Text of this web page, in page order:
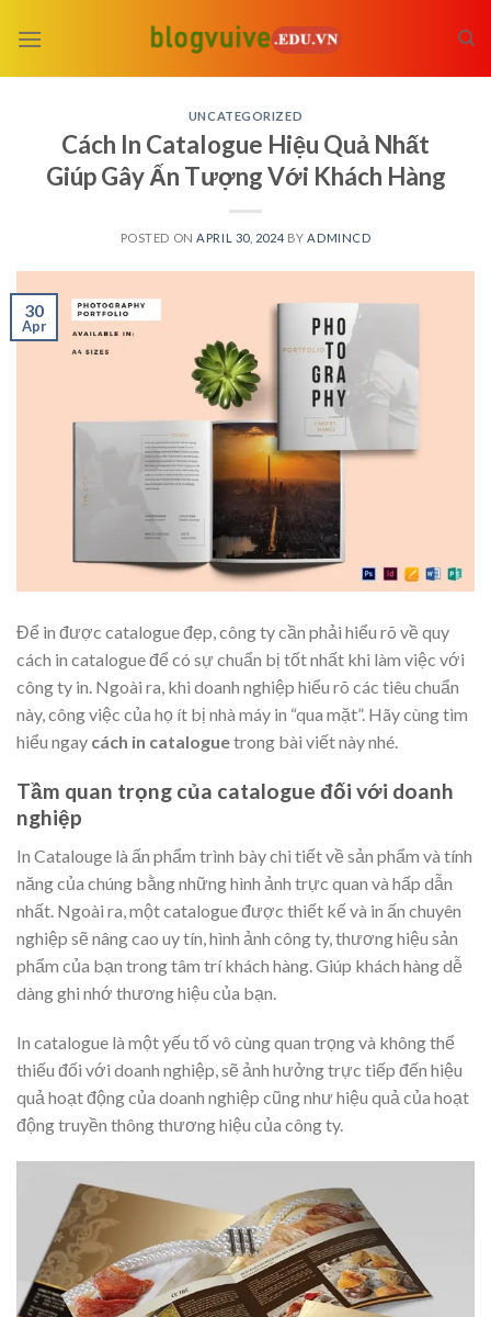
UNCATEGORIZED
Cách In Catalogue Hiệu Quả Nhất
Giúp Gây Ấn Tượng Với Khách Hàng
POSTED ON APRIL 30, 2024 BY ADMINCD
30
Apr
Để in được catalogue đẹp, công ty cần phải hiểu rõ về quy
cách in catalogue để có sự chuẩn bị tốt nhất khi làm việc với
công ty in. Ngoài ra, khi doanh nghiệp hiểu rõ các tiêu chuẩn
này, công việc của họ ít bị nhà máy in “qua mặt”. Hãy cùng tìm
hiểu ngay cách in cataloguetrong bài viết này nhé.
Tầm quan trọng của catalogue đối với doanh
nghiệp
In Catalouge là ấn phẩm trình bày chi tiết về sản phẩm và tính
năng của chúng bằng những hình ảnh trực quan và hấp dẫn
nhất. Ngoài ra, một catalogue được thiết kế và in ấn chuyên
nghiệp sẽ nâng cao uy tín, hình ảnh công ty, thương hiệu sản
phẩm của bạn trong tâm trí khách hàng. Giúp khách hàng dễ
dàng ghi nhớ thương hiệu của bạn.
In catalogue là một yếu tố vô cùng quan trọng và không thể
thiếu đối với doanh nghiệp, sẽ ảnh hưởng trực tiếp đến hiệu
quả hoạt động của doanh nghiệp cũng như hiệu quả của hoạt
động truyền thông thương hiệu của công ty.